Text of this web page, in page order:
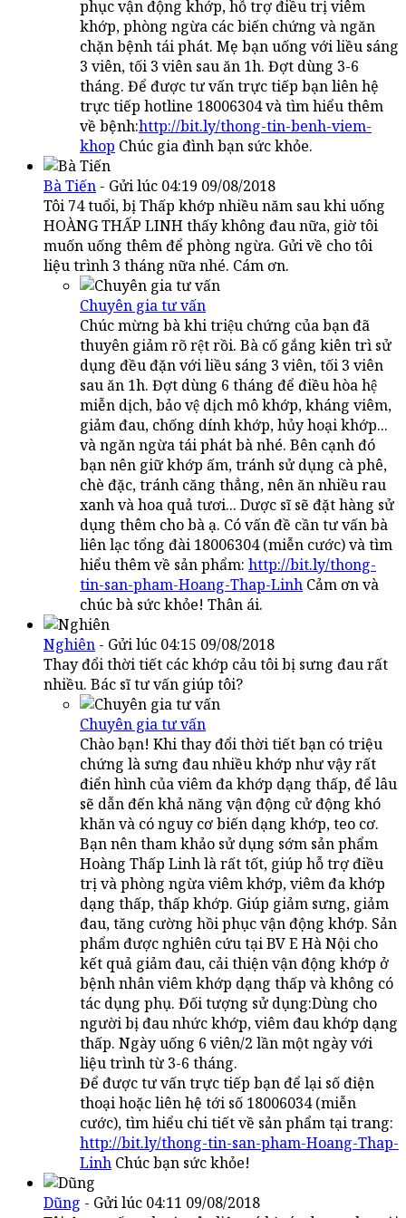
phục vận động khớp, hỗ trợ điều trị viêm
khớp, phòng ngừa các biến chứng và ngăn
chặn bệnh tái phát. Mẹ bạn uống với liều sáng
3 viên, tối 3 viên sau ăn 1h. Đợt dùng 3-6
tháng. Để được tư vấn trực tiếp bạn liên hệ
trực tiếp hotline 18006304 và tìm hiểu thêm
về bệnh:http://bit.ly/thong-tin-benh-viem-
khop Chúc gia đình bạn sức khỏe.
Bà Tiến - Gửi lúc 04:19 09/08/2018
Tôi 74 tuổi, bị Thấp khớp nhiều năm sau khi uống
HOÀNG THẤP LINH thấy không đau nữa, giờ tôi
muốn uống thêm để phòng ngừa. Gửi về cho tôi
liệu trình 3 tháng nữa nhé. Cám ơn.
Chuyên gia tư vấn
Chúc mừng bà khi triệu chứng của bạn đã
thuyên giảm rõ rệt rồi. Bà cố gắng kiên trì sử
dụng đều đặn với liều sáng 3 viên, tối 3 viên
sau ăn 1h. Đợt dùng 6 tháng để điều hòa hệ
miễn dịch, bảo vệ dịch mô khớp, kháng viêm,
giảm đau, chống dính khớp, hủy hoại khớp...
và ngăn ngừa tái phát bà nhé. Bên cạnh đó
bạn nên giữ khớp ấm, tránh sử dụng cà phê,
chè đặc, tránh căng thẳng, nên ăn nhiều rau
xanh và hoa quả tươi... Dược sĩ sẽ đặt hàng sử
dụng thêm cho bà ạ. Có vấn đề cần tư vấn bà
liên lạc tổng đài 18006304 (miễn cước) và tìm
hiểu thêm về sản phẩm: http://bit.ly/thong-
tin-san-pham-Hoang-Thap-Linh Cảm ơn và
chúc bà sức khỏe! Thân ái.
Nghiên - Gửi lúc 04:15 09/08/2018
Thay đổi thời tiết các khớp cảu tôi bị sưng đau rất
nhiều. Bác sĩ tư vấn giúp tôi?
Chuyên gia tư vấn
Chào bạn! Khi thay đổi thời tiết bạn có triệu
chứng là sưng đau nhiều khớp như vậy rất
điển hình của viêm đa khớp dạng thấp, để lâu
sẽ dẫn đến khả năng vận động cử động khó
khăn và có nguy cơ biến dạng khớp, teo cơ.
Bạn nên tham khảo sử dụng sớm sản phẩm
Hoàng Thấp Linh là rất tốt, giúp hỗ trợ điều
trị và phòng ngừa viêm khớp, viêm đa khớp
dạng thấp, thấp khớp. Giúp giảm sưng, giảm
đau, tăng cường hồi phục vận động khớp. Sản
phẩm được nghiên cứu tại BV E Hà Nội cho
kết quả giảm đau, cải thiện vận động khớp ở
bệnh nhân viêm khớp dạng thấp và không có
tác dụng phụ. Đối tượng sử dụng:Dùng cho
người bị đau nhức khớp, viêm đau khớp dạng
thấp. Ngày uống 6 viên/2 lần một ngày với
liệu trình từ 3-6 tháng.
Để được tư vấn trực tiếp bạn để lại số điện
thoại hoặc liên hệ tới số 18006034 (miễn
cước), tìm hiểu chi tiết về sản phẩm tại trang:
http://bit.ly/thong-tin-san-pham-Hoang-Thap-
Linh Chúc bạn sức khỏe!
Dũng - Gửi lúc 04:11 09/08/2018